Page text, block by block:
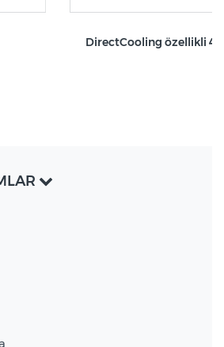
özellikli 45° HSK-T Kare kater